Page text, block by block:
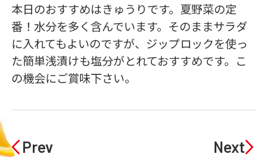
本日のおすすめはきゅうりです。夏野菜の定
番！水分を多く含んでいます。そのままサラダ
に入れてもよいのですが、ジップロックを使っ
た簡単浅漬けも塩分がとれておすすめです。こ
の機会にご賞味下さい。
Prev Next